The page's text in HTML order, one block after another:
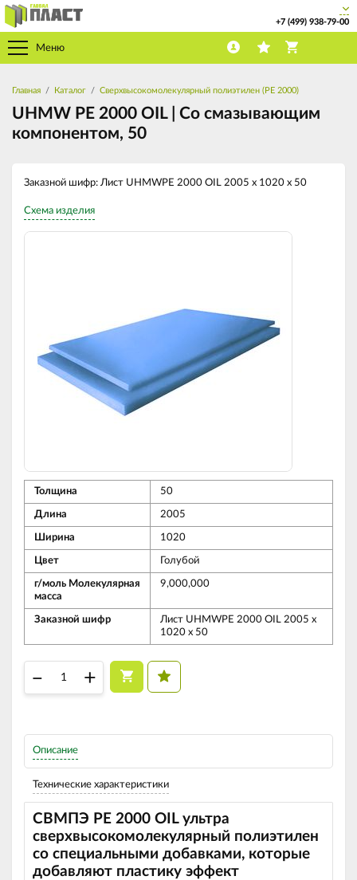
Меню
+7 (499) 938-79-00
Главная Каталог Cверхвысокомолекулярный полиэтилен (PE 2000)
UHMW PE 2000 OIL | Со смазывающим
компонентом, 50
Заказной шифр: Лист UHMWPE 2000 OIL 2005 х 1020 х 50
Схема изделия
Толщина 50
Длина 2005
Ширина 1020
Цвет Голубой
г/моль Молекулярная
масса
9,000,000
Заказной шифр
Лист UHMWPE 2000 OIL 2005 х
1020 х 50
– +
Описание
Технические характеристики
СВМПЭ РЕ 2000 OIL ультра
сверхвысокомолекулярный полиэтилен
со специальными добавками, которые
добавляют пластику эффект